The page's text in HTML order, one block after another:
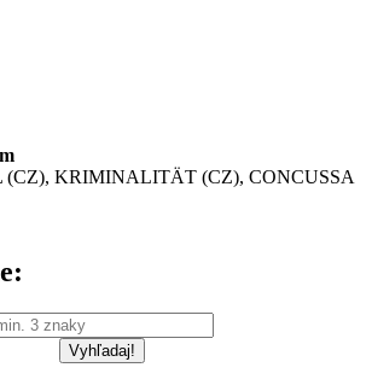
(CZ), KRIMINALITÄT (CZ), CONCUSSA